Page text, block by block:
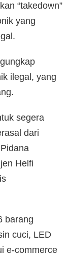
“takedown”
yang
ilegal, yang
segera
dari
Helfi
barang
cuci, LED
e-commerce